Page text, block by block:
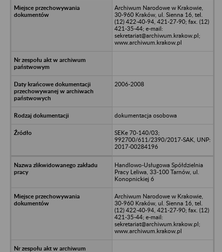
Archiwum Narodowe w Krakowie,
30-960 Kraków, ul. Sienna 16, tel.
(12) 422-40-94, 421-27-90; fax. (12)
421-35-44; e-mail:
sekretariat@archiwum.krakow.pl;
www.archiwum.krakow.pl
2006-2008
dokumentacja osobowa
SEKe 70-140/03;
992700/611/2390/2017-SAK, UNP:
2017-00284196
Handlowo-Usługowa Spółdzielnia
Pracy Leliwa, 33-100 Tarnów, ul.
Konopnickiej 6
Archiwum Narodowe w Krakowie,
30-960 Kraków, ul. Sienna 16, tel.
(12) 422-40-94, 421-27-90; fax. (12)
421-35-44; e-mail:
sekretariat@archiwum.krakow.pl;
www.archiwum.krakow.pl